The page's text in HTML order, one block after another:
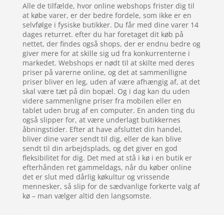
Alle de tilfælde, hvor online webshops frister dig til
at købe varer, er der bedre fordele, som ikke er en
selvfølge i fysiske butikker. Du får med dine varer 14
dages returret. efter du har foretaget dit køb på
nettet, der findes også shops, der er endnu bedre og
giver mere for at skille sig ud fra konkurrenterne i
markedet. Webshops er nødt til at skilte med deres
priser på varerne online, og det at sammenlligne
priser bliver en leg, uden af være afhængig af, at det
skal være tæt på din bopæl. Og i dag kan du uden
videre sammenligne priser fra mobilen eller en
tablet uden brug af en computer. En anden ting du
også slipper for, at være underlagt butikkernes
åbningstider. Efter at have afsluttet din handel,
bliver dine varer sendt til dig, eller de kan blive
sendt til din arbejdsplads, og det giver en god
fleksibilitet for dig. Det med at stå i kø i en butik er
efterhånden ret gammeldags, når du køber online
det er slut med dårlig køkultur og vrissende
mennesker, så slip for de sædvanlige forkerte valg af
kø – man vælger altid den langsomste.